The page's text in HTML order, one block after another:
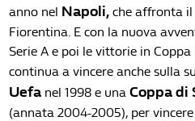
anno nel Napoli, che affronta il
Fiorentina. E con la nuova
Serie A e poi le vittorie in
continua a vincere anche sulla
Uefa nel 1998 e una Coppa di
(annata 2004-2005), per